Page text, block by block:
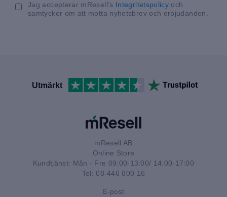
Jag accepterar mResell’s Integritetspolicy och
samtycker om att motta nyhetsbrev och erbjudanden.
Utmärkt
mResell AB
Online Store
Kundtjänst: Mån - Fre 09:00-13:00/ 14:00-17:00
Tel: 08-446 800 16
E-post